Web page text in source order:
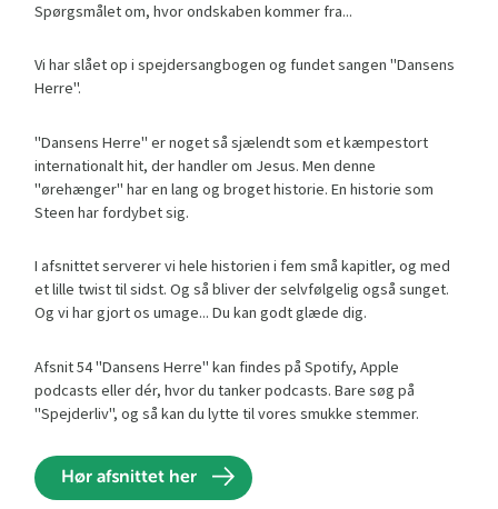
Spørgsmålet om, hvor ondskaben kommer fra...
Vi har slået op i spejdersangbogen og fundet sangen "Dansens
Herre".
"Dansens Herre" er noget så sjælendt som et kæmpestort
internationalt hit, der handler om Jesus. Men denne
"ørehænger" har en lang og broget historie. En historie som
Steen har fordybet sig.
I afsnittet serverer vi hele historien i fem små kapitler, og med
et lille twist til sidst. Og så bliver der selvfølgelig også sunget.
Og vi har gjort os umage... Du kan godt glæde dig.
Afsnit 54 "Dansens Herre" kan findes på Spotify, Apple
podcasts eller dér, hvor du tanker podcasts. Bare søg på
"Spejderliv", og så kan du lytte til vores smukke stemmer.
Hør afsnittet her